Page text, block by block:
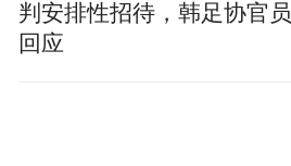
判安排性招待，韩足协官员
回应